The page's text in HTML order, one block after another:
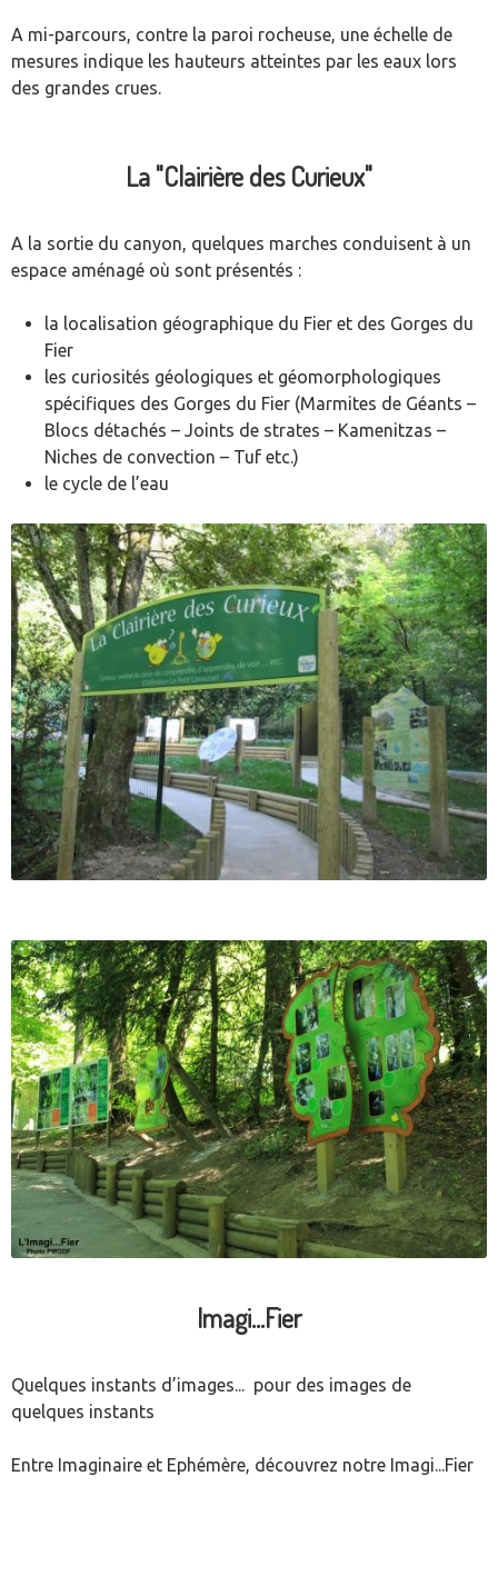
A mi-parcours, contre la paroi rocheuse, une échelle de
mesures indique les hauteurs atteintes par les eaux lors
des grandes crues.
La "Clairière des Curieux"
A la sortie du canyon, quelques marches conduisent à un
espace aménagé où sont présentés :
la localisation géographique du Fier et des Gorges du
Fier
les curiosités géologiques et géomorphologiques
spécifiques des Gorges du Fier (Marmites de Géants –
Blocs détachés – Joints de strates – Kamenitzas –
Niches de convection – Tuf etc.)
le cycle de l’eau
Imagi...Fier
Quelques instants d’images... pour des images de
quelques instants
Entre Imaginaire et Ephémère, découvrez notre Imagi...Fier